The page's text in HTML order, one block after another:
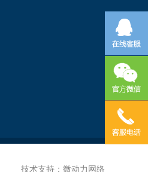
技术支持： 微动力网络